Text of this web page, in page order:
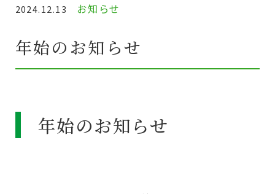
2024.12.13 お知らせ
年始のお知らせ
年始のお知らせ